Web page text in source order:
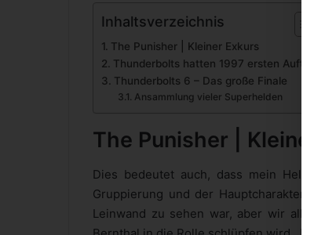
Inhaltsverzeichnis
The Punisher | Kleiner Exkurs
Thunderbolts hatten 1997 ersten Auftritt
Thunderbolts 6 – Das große Finale
Ansammlung vieler Superhelden
The Punisher |
Dies bedeutet auch, dass mein
Gruppierung und der
Leinwand zu sehen war, aber wir